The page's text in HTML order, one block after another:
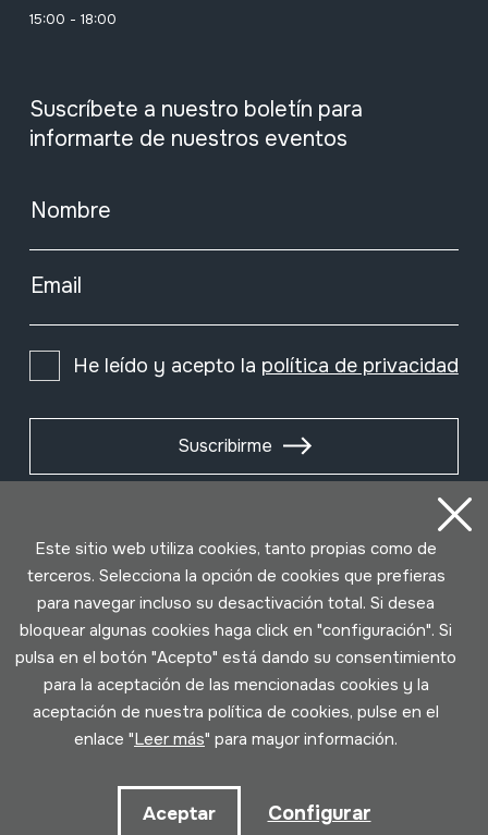
15:00 - 18:00
Suscríbete a nuestro boletín para
informarte de nuestros eventos
Nombre
Email
He leído y acepto la política de privacidad
Suscribirme
Política de cookies
Desarrollado por Lotura
Este sitio web utiliza cookies, tanto propias como de
terceros. Selecciona la opción de cookies que prefieras
para navegar incluso su desactivación total. Si desea
bloquear algunas cookies haga click en "configuración". Si
pulsa en el botón "Acepto" está dando su consentimiento
para la aceptación de las mencionadas cookies y la
aceptación de nuestra política de cookies, pulse en el
enlace "Leer más" para mayor información.
Aceptar Configurar